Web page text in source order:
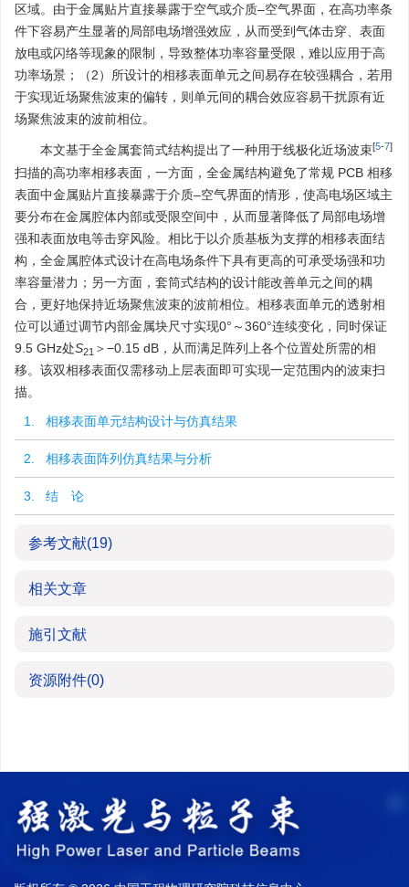
区域。由于金属贴片直接暴露于空气或介质–空气界面，在高功率条
件下容易产生显著的局部电场增强效应，从而受到气体击穿、表面
放电或闪络等现象的限制，导致整体功率容量受限，难以应用于高
功率场景；（2）所设计的相移表面单元之间易存在较强耦合，若用
于实现近场聚焦波束的偏转，则单元间的耦合效应容易干扰原有近
场聚焦波束的波前相位。
本文基于全金属套筒式结构提出了一种用于线极化近场波束[5-7]
扫描的高功率相移表面，一方面，全金属结构避免了常规 PCB 相移
表面中金属贴片直接暴露于介质–空气界面的情形，使高电场区域主
要分布在金属腔体内部或受限空间中，从而显著降低了局部电场增
强和表面放电等击穿风险。相比于以介质基板为支撑的相移表面结
构，全金属腔体式设计在高电场条件下具有更高的可承受场强和功
率容量潜力；另一方面，套筒式结构的设计能改善单元之间的耦
合，更好地保持近场聚焦波束的波前相位。相移表面单元的透射相
位可以通过调节内部金属块尺寸实现0°～360°连续变化，同时保证
9.5 GHz处S21 ＞−0.15 dB，从而满足阵列上各个位置处所需的相
移。该双相移表面仅需移动上层表面即可实现一定范围内的波束扫
描。
1. 相移表面单元结构设计与仿真结果
2. 相移表面阵列仿真结果与分析
3. 结 论
参考文献(19)
相关文章
施引文献
资源附件(0)